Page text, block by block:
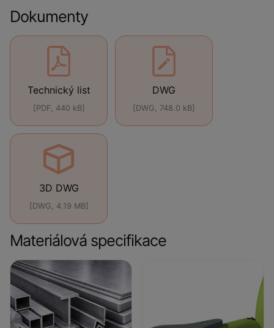
Dokumenty
Technický list
[PDF, 440 kB]
DWG
[DWG, 748.0 kB]
3D DWG
[DWG, 4.19 MB]
Materiálová specifikace